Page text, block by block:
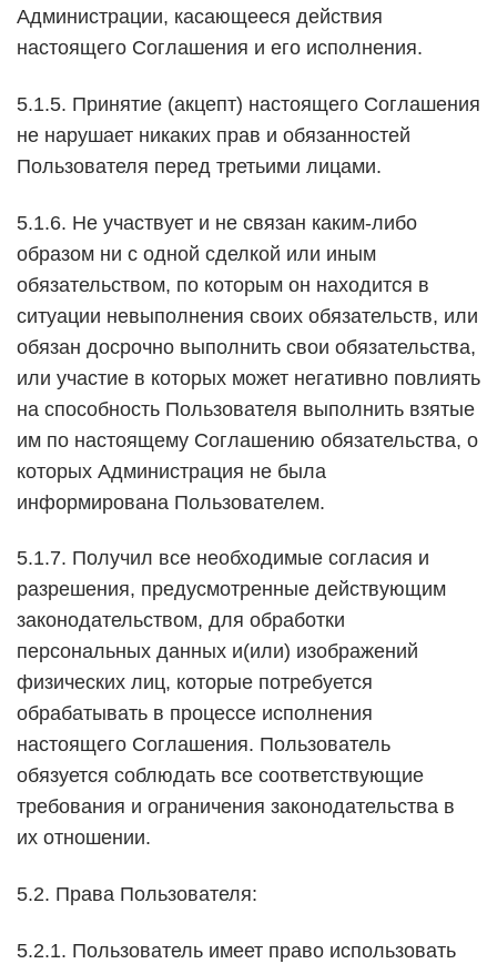
Администрации, касающееся действия
настоящего Соглашения и его исполнения.
5.1.5. Принятие (акцепт) настоящего Соглашения
не нарушает никаких прав и обязанностей
Пользователя перед третьими лицами.
5.1.6. Не участвует и не связан каким-либо
образом ни с одной сделкой или иным
обязательством, по которым он находится в
ситуации невыполнения своих обязательств, или
обязан досрочно выполнить свои обязательства,
или участие в которых может негативно повлиять
на способность Пользователя выполнить взятые
им по настоящему Соглашению обязательства, о
которых Администрация не была
информирована Пользователем.
5.1.7. Получил все необходимые согласия и
разрешения, предусмотренные действующим
законодательством, для обработки
персональных данных и(или) изображений
физических лиц, которые потребуется
обрабатывать в процессе исполнения
настоящего Соглашения. Пользователь
обязуется соблюдать все соответствующие
требования и ограничения законодательства в
их отношении.
5.2. Права Пользователя:
5.2.1. Пользователь имеет право использовать